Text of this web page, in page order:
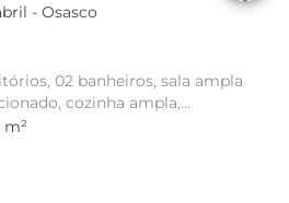
Sobrado em Jardim Dabril - Osasco
02 banheiros, sala ampla
cozinha ampla,
m²